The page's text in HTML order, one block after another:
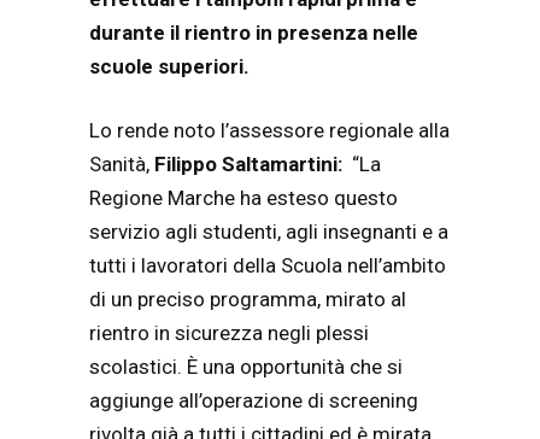
durante il rientro in presenza nelle
scuole superiori.
Lo rende noto l’assessore regionale alla
Sanità, Filippo Saltamartini: “La
Regione Marche ha esteso questo
servizio agli studenti, agli insegnanti e a
tutti i lavoratori della Scuola nell’ambito
di un preciso programma, mirato al
rientro in sicurezza negli plessi
scolastici. È una opportunità che si
aggiunge all’operazione di screening